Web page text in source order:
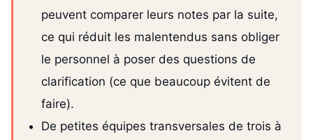
peuvent comparer leurs notes par la suite,
ce qui réduit les malentendus sans obliger
le personnel à poser des questions de
clarification (ce que beaucoup évitent de
faire).
De petites équipes transversales de trois à